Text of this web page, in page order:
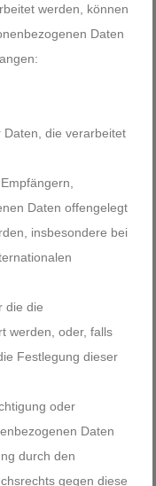
werden, können
Daten
die verarbeitet
Daten offengelegt
insbesondere bei
die die
werden, oder, falls
Festlegung dieser
oder
Daten
durch den
gegen diese